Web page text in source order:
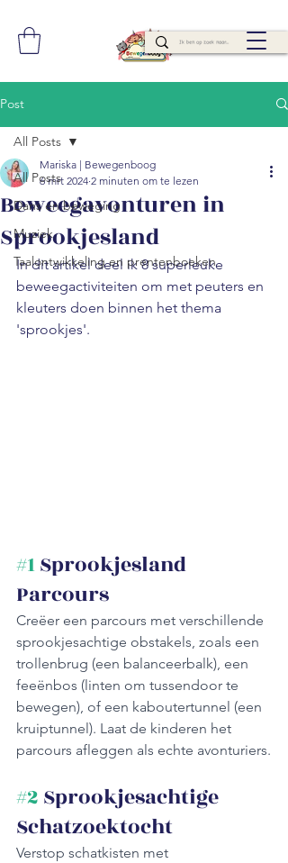
Post
All Posts
Dans en beweging
Muziek
Taalontwikkeling en prentenboeken
All Posts
Beweegavonturen in
Sprookjesland
Mariska | Bewegenboog
6 mrt 2024 2 minuten om te lezen
In dit artikel deel ik 8 superleuke
beweegactiviteiten om met peuters en
kleuters doen binnen het thema
'sprookjes'.
#1 Sprookjesland
Parcours
Creëer een parcours met verschillende
sprookjesachtige obstakels, zoals een
trollenbrug (een balanceerbalk), een
feeënbos (linten om tussendoor te
bewegen), of een kaboutertunnel (een
kruiptunnel). Laat de kinderen het
parcours afleggen als echte avonturiers.
#2 Sprookjesachtige
Schatzoektocht
Verstop schatkisten met